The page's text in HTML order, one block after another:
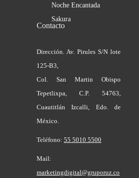
Noche Encantada
Sakura
Contacto
Dirección. Av. Pirules S/N lote
125-B3,
Col. San Martin Obispo
Tepetlixpa, C.P. 54763,
Cuautitlán Izcalli, Edo. de
México.
Teléfono: 55 5010 5500
Mail:
marketingdigital@gruporuz.co